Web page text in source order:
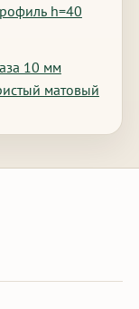
h=40
10 мм
матовый